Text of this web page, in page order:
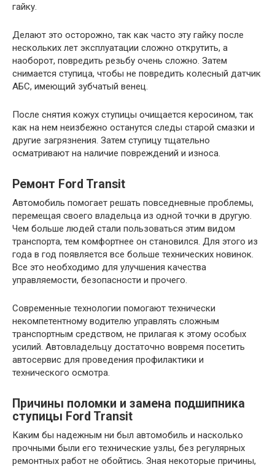
гайку.
Делают это осторожно, так как часто эту гайку после
нескольких лет эксплуатации сложно открутить, а
наоборот, повредить резьбу очень сложно. Затем
снимается ступица, чтобы не повредить колесный датчик
АБС, имеющий зубчатый венец.
После снятия кожух ступицы очищается керосином, так
как на нем неизбежно останутся следы старой смазки и
другие загрязнения. Затем ступицу тщательно
осматривают на наличие повреждений и износа.
Ремонт Ford Transit
Автомобиль помогает решать повседневные проблемы,
перемещая своего владельца из одной точки в другую.
Чем больше людей стали пользоваться этим видом
транспорта, тем комфортнее он становился. Для этого из
года в год появляется все больше технических новинок.
Все это необходимо для улучшения качества
управляемости, безопасности и прочего.
Современные технологии помогают технически
некомпетентному водителю управлять сложным
транспортным средством, не прилагая к этому особых
усилий. Автовладельцу достаточно вовремя посетить
автосервис для проведения профилактики и
технического осмотра.
Причины поломки и замена подшипника
ступицы Ford Transit
Каким бы надежным ни был автомобиль и насколько
прочными были его технические узлы, без регулярных
ремонтных работ не обойтись. Зная некоторые причины,